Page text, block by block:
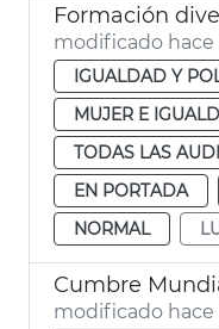
Formación
modificado hace
IGUALDAD Y
MUJER E
TODAS LAS
EN PORTADA
NORMAL
Cumbre
modificado hace